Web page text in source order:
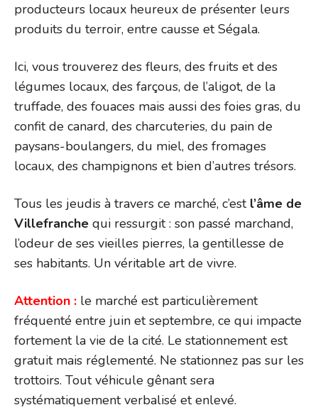
producteurs locaux heureux de présenter leurs
produits du terroir, entre causse et Ségala.
Ici, vous trouverez des fleurs, des fruits et des
légumes locaux, des farçous, de l’aligot, de la
truffade, des fouaces mais aussi des foies gras, du
confit de canard, des charcuteries, du pain de
paysans-boulangers, du miel, des fromages
locaux, des champignons et bien d’autres trésors.
Tous les jeudis à travers ce marché, c’est l’âme de
Villefranche qui ressurgit : son passé marchand,
l’odeur de ses vieilles pierres, la gentillesse de
ses habitants. Un véritable art de vivre.
Attention : le marché est particulièrement
fréquenté entre juin et septembre, ce qui impacte
fortement la vie de la cité. Le stationnement est
gratuit mais réglementé. Ne stationnez pas sur les
trottoirs. Tout véhicule gênant sera
systématiquement verbalisé et enlevé.